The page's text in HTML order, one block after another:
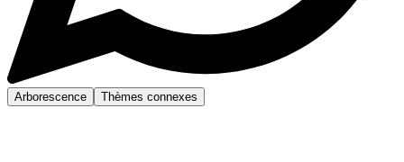
Arborescence Thèmes connexes